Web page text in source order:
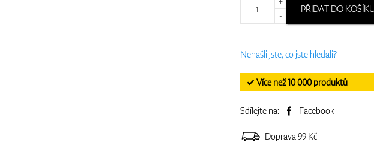
-
PŘIDAT DO
Nenašli jste, co jste hledali?
✓ Více než 10 000 produktů
Sdílejte na: Facebook
Doprava 99 Kč